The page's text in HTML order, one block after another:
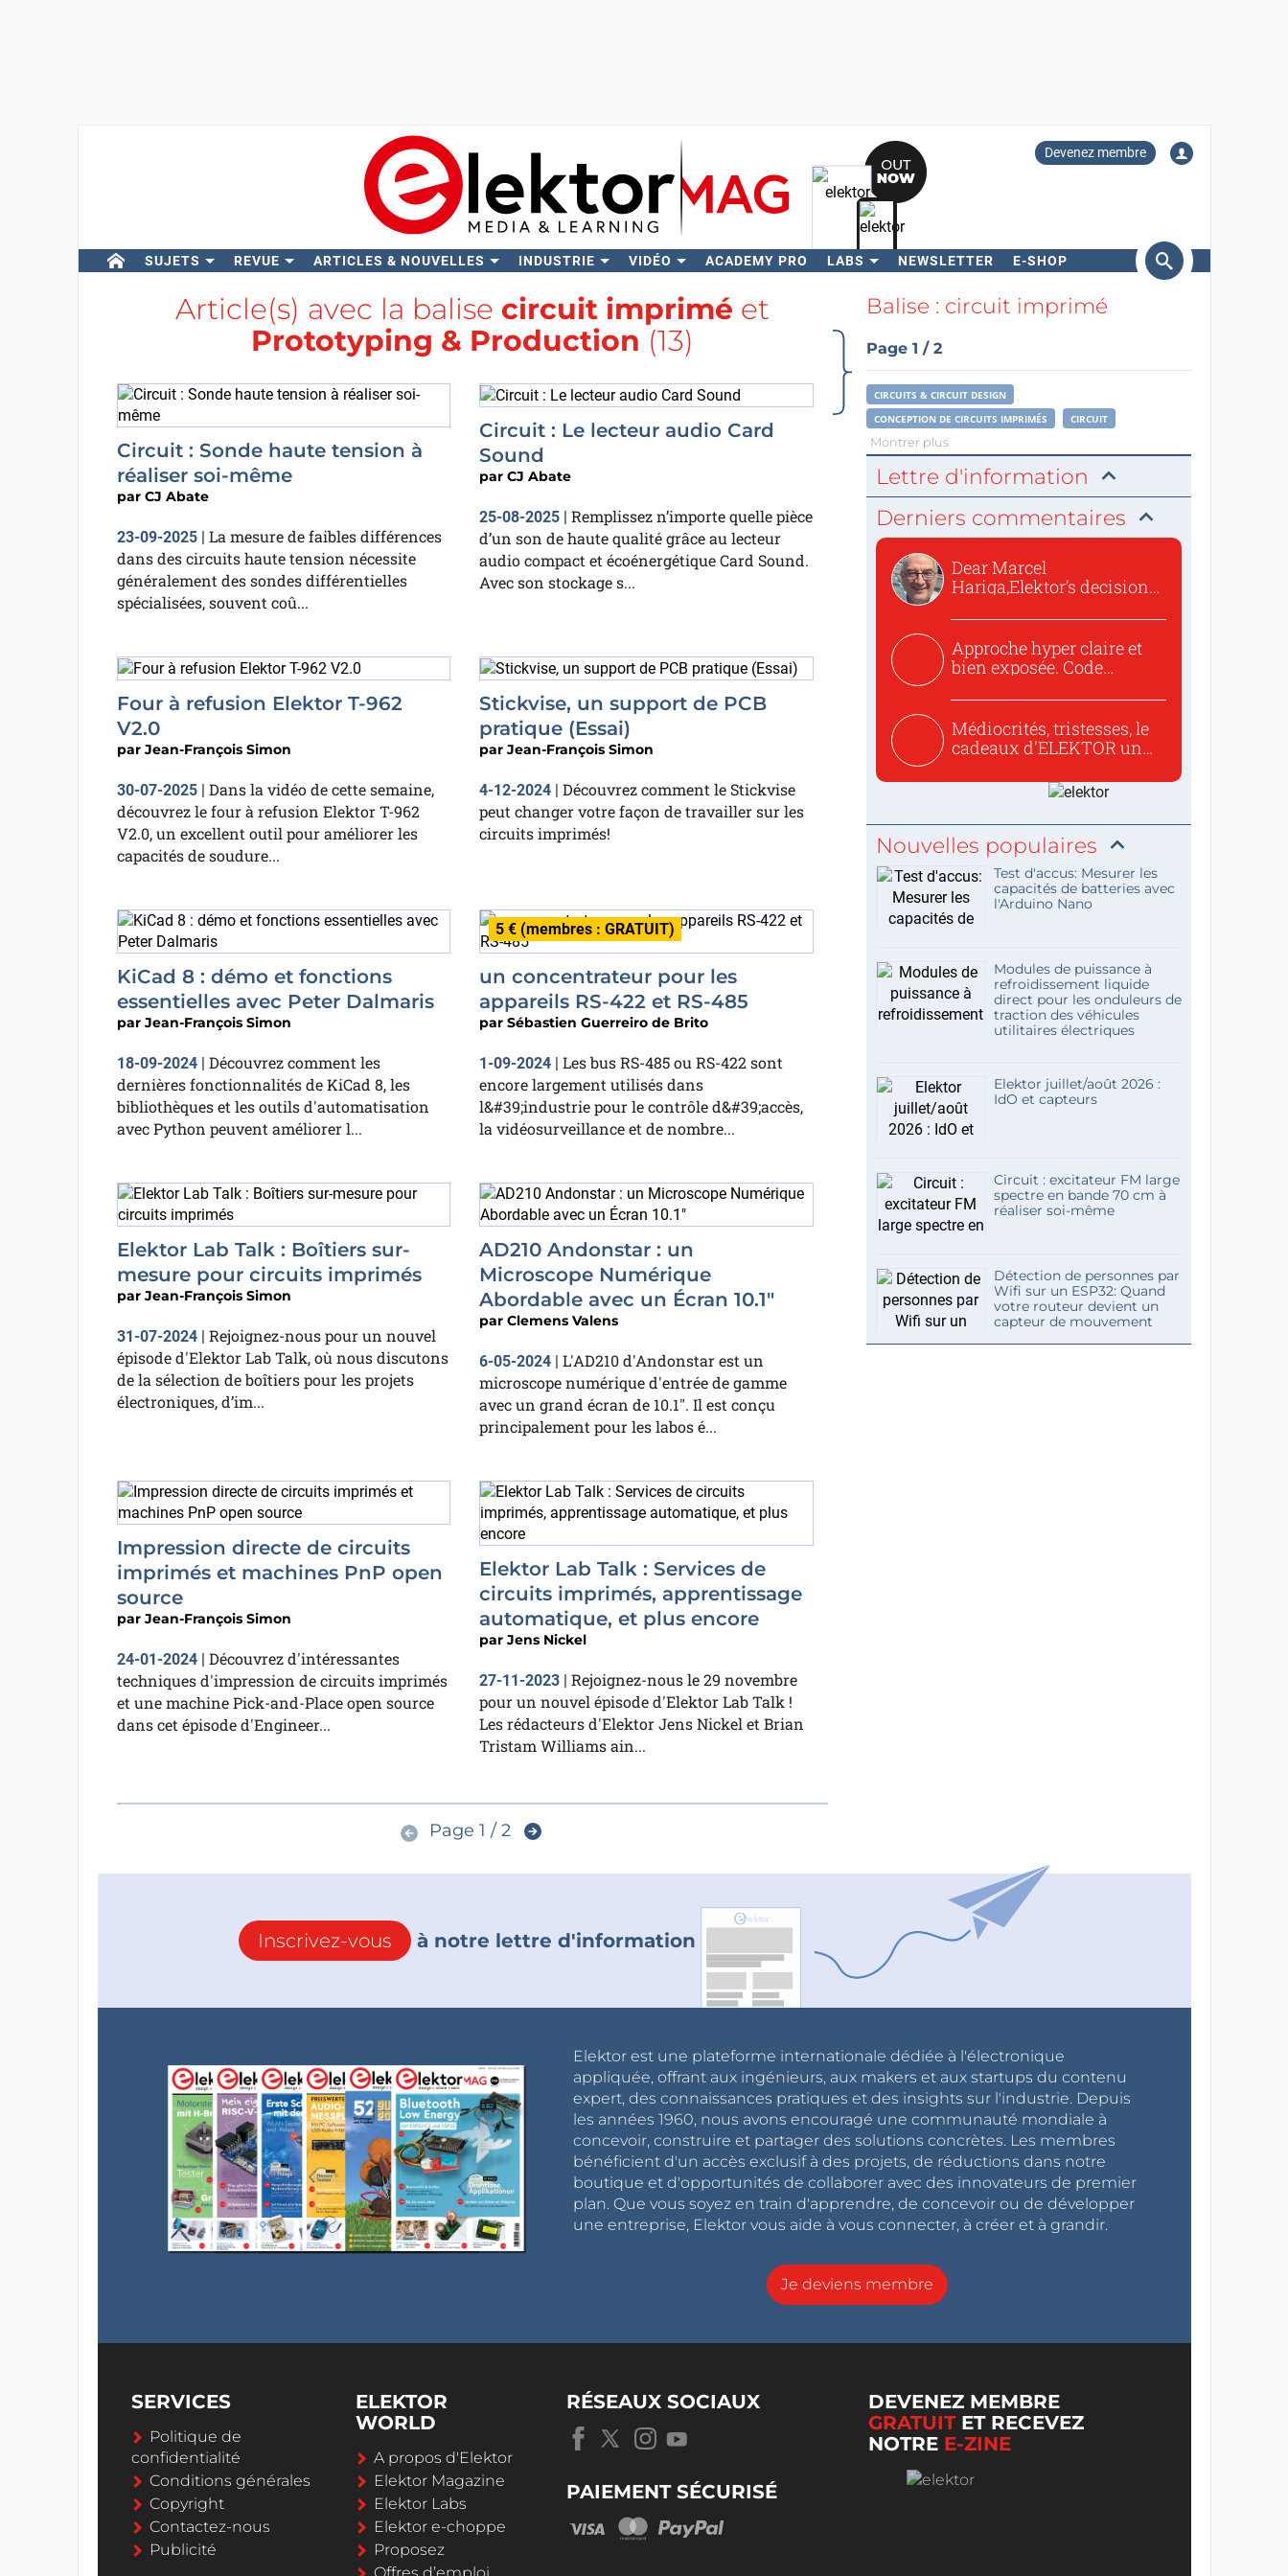
Devenez membre
SUJETS REVUE ARTICLES & NOUVELLES INDUSTRIE VIDÉO ACADEMY PRO LABS NEWSLETTER E-SHOP
Rechercher
Article(s) avec la balise circuit imprimé et
Prototyping & Production (13)
Circuit : Sonde haute tension à
réaliser soi-même
par CJ Abate
23-09-2025| La mesure de faibles différences
dans des circuits haute tension nécessite
généralement des sondes différentielles
spécialisées, souvent coû...
Circuit : Le lecteur audio Card
Sound
par CJ Abate
25-08-2025 | Remplissez n’importe quelle pièce
d’un son de haute qualité grâce au lecteur
audio compact et écoénergétique Card Sound.
Avec son stockage s...
Four à refusion Elektor T-962
V2.0
par Jean-François Simon
30-07-2025| Dans la vidéo de cette semaine,
découvrez le four à refusion Elektor T-962
V2.0, un excellent outil pour améliorer les
capacités de soudure...
Stickvise, un support de PCB
pratique (Essai)
par Jean-François Simon
4-12-2024 | Découvrez comment le Stickvise
peut changer votre façon de travailler sur les
circuits imprimés!
KiCad 8 : démo et fonctions
essentielles avec Peter Dalmaris
par Jean-François Simon
18-09-2024| Découvrez comment les
dernières fonctionnalités de KiCad 8, les
bibliothèques et les outils d'automatisation
avec Python peuvent améliorer l...
5 € (membres : GRATUIT)
un concentrateur pour les
appareils RS-422 et RS-485
par Sébastien Guerreiro de Brito
1-09-2024 | Les bus RS-485 ou RS-422 sont
encore largement utilisés dans
l&#39;industrie pour le contrôle d&#39;accès,
la vidéosurveillance et de nombre...
Elektor Lab Talk : Boîtiers sur-
mesure pour circuits imprimés
par Jean-François Simon
31-07-2024| Rejoignez-nous pour un nouvel
épisode d'Elektor Lab Talk, où nous discutons
de la sélection de boîtiers pour les projets
électroniques, d’im...
AD210 Andonstar : un
Microscope Numérique
Abordable avec un Écran 10.1"
par Clemens Valens
6-05-2024 | L'AD210 d'Andonstar est un
microscope numérique d'entrée de gamme
avec un grand écran de 10.1″. Il est conçu
principalement pour les labos é...
Impression directe de circuits
imprimés et machines PnP open
source
par Jean-François Simon
24-01-2024| Découvrez d'intéressantes
techniques d'impression de circuits imprimés
et une machine Pick-and-Place open source
dans cet épisode d'Engineer...
Elektor Lab Talk : Services de
circuits imprimés, apprentissage
automatique, et plus encore
par Jens Nickel
27-11-2023 | Rejoignez-nous le 29 novembre
pour un nouvel épisode d'Elektor Lab Talk !
Les rédacteurs d'Elektor Jens Nickel et Brian
Tristam Williams ain...
Page 1 / 2
Balise : circuit imprimé
Page 1 / 2
CIRCUITS & CIRCUIT DESIGN
CONCEPTION DE CIRCUITS IMPRIMÉS
CIRCUIT
Montrer plus
Lettre d'information
Derniers commentaires
Dear Marcel
Hariga,Elektor’s decision
Approche hyper claire et
bien exposée. Code
Médiocrités, tristesses, le
cadeaux d'ELEKTOR un
Nouvelles populaires
Test d'accus: Mesurer les
capacités de batteries avec
l'Arduino Nano
Modules de puissance à
refroidissement liquide
direct pour les onduleurs de
traction des véhicules
utilitaires électriques
Elektor juillet/août 2026 :
IdO et capteurs
Circuit : excitateur FM large
spectre en bande 70 cm à
réaliser soi-même
Détection de personnes par
Wifi sur un ESP32: Quand
votre routeur devient un
capteur de mouvement
Inscrivez-vous à notre lettre d'information
Elektor est une plateforme internationale dédiée à l'électronique
appliquée, offrant aux ingénieurs, aux makers et aux startups du contenu
expert, des connaissances pratiques et des insights sur l'industrie. Depuis
les années 1960, nous avons encouragé une communauté mondiale à
concevoir, construire et partager des solutions concrètes. Les membres
bénéficient d'un accès exclusif à des projets, de réductions dans notre
boutique et d'opportunités de collaborer avec des innovateurs de premier
plan. Que vous soyez en train d'apprendre, de concevoir ou de développer
une entreprise, Elektor vous aide à vous connecter, à créer et à grandir.
Je deviens membre
SERVICES
Politique de
confidentialité
Conditions générales
Copyright
Contactez-nous
Publicité
ELEKTOR
WORLD
A propos d'Elektor
Elektor Magazine
Elektor Labs
Elektor e-choppe
Proposez
RÉSEAUX SOCIAUX
PAIEMENT SÉCURISÉ
DEVENEZ MEMBRE
GRATUITET RECEVEZ
NOTRE E-ZINE